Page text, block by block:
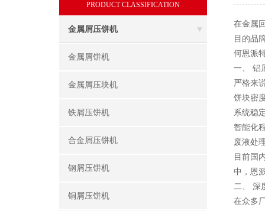
PRODUCT CLASSIFICATION
金属屑压饼机
金属屑饼机
金属屑压块机
铁屑压饼机
合金屑压饼机
钢屑压饼机
铜屑压饼机
在金属
目的品
何恩派
一、 铝
严格来
饼块密
系统稳
智能化
废液处
目前国
中，恩
二、 深
在众多